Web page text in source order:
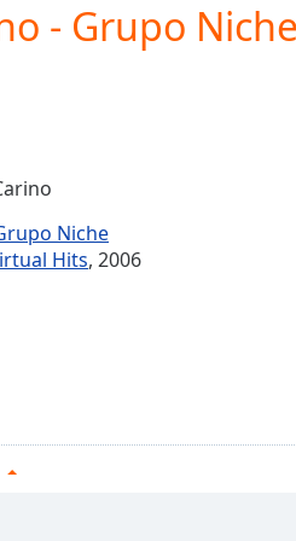
- Grupo
Niche
Hits, 2006